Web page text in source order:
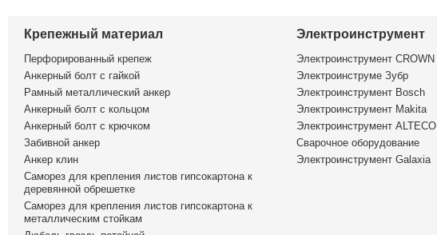
Крепежный материал
Перфорированный крепеж
Анкерный болт с гайкой
Рамный металлический анкер
Анкерный болт с кольцом
Анкерный болт с крючком
Забивной анкер
Анкер клин
Саморез для крепления листов гипсокартона к
деревянной обрешетке
Саморез для крепления листов гипсокартона к
металлическим стойкам
Электроинструмент
Электроинструмент CROWN
Электроинструме Зубр
Электроинструмент Bosch
Электроинструмент Makita
Электроинструмент ALTECO
Сварочное оборудование
Электроинструмент Galaxia